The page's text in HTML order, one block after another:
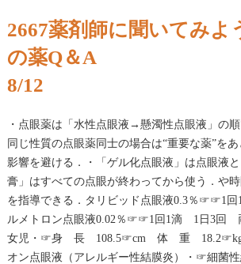
2667薬剤師に聞いてみよ
の薬Q＆A
8/12
・点眼薬は「水性点眼液→懸濁性点眼液」の
同じ性質の点眼薬同士の場合は“重要な薬”を
影響を避ける．・「ゲル化点眼液」は点眼液
膏」はすべての点眼が終わってから使う．や
を指導できる．タリビッド点眼液0.3％☞☞1
ルメトロン点眼液0.02％☞☞1回1滴 1日3回
女児・☞身 長 108.5☞cm 体 重 18.2☞kg
オン点眼液（アレルギー性結膜炎）・☞細菌